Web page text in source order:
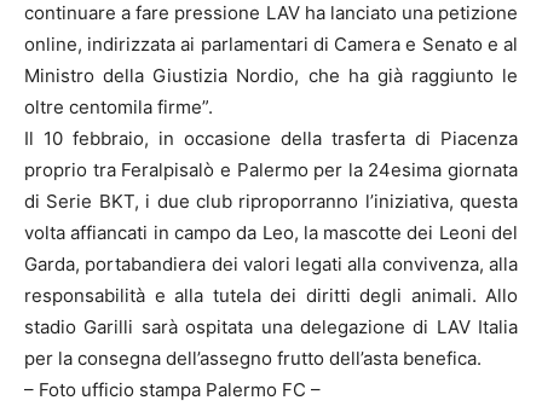
continuare a fare pressione LAV ha lanciato una petizione
online, indirizzata ai parlamentari di Camera e Senato e al
Ministro della Giustizia Nordio, che ha già raggiunto le
oltre centomila firme”.
Il 10 febbraio, in occasione della trasferta di Piacenza
proprio tra Feralpisalò e Palermo per la 24esima giornata
di Serie BKT, i due club riproporranno l’iniziativa, questa
volta affiancati in campo da Leo, la mascotte dei Leoni del
Garda, portabandiera dei valori legati alla convivenza, alla
responsabilità e alla tutela dei diritti degli animali. Allo
stadio Garilli sarà ospitata una delegazione di LAV Italia
per la consegna dell’assegno frutto dell’asta benefica.
– Foto ufficio stampa Palermo FC –